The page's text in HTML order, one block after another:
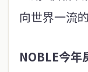
向世界一流
NOBLE今年